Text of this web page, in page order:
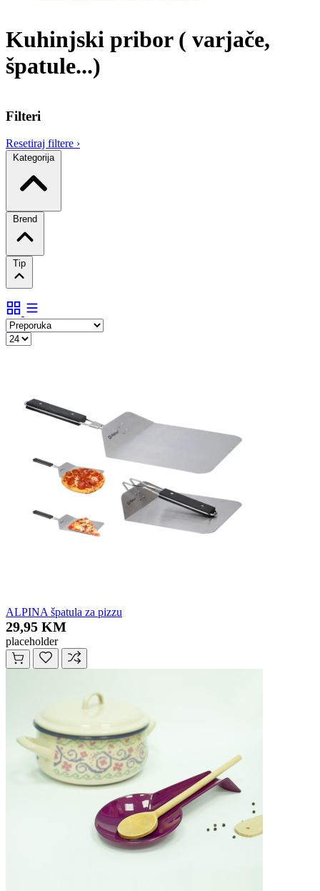
Kuhinjski pribor ( varjače,
špatule...)
Filteri
Resetiraj filtere ›
Kategorija
Brend
Tip
ALPINA špatula za pizzu
29,95 KM
placeholder